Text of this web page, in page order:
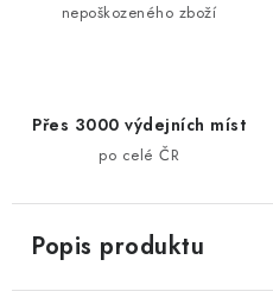
nepoškozeného zboží
Přes 3000 výdejních míst
po celé ČR
Popis produktu